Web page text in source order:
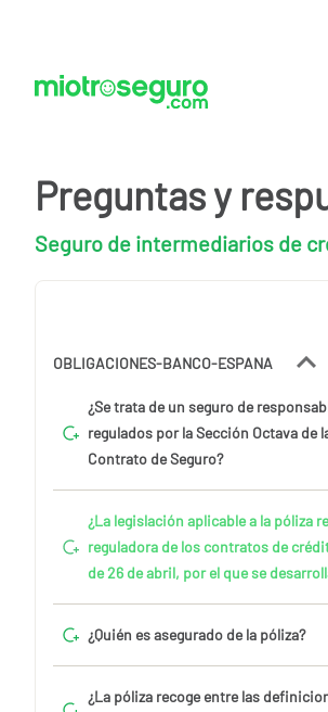
Preguntas y
Seguro de intermediarios de
OBLIGACIONES-BANCO-ESPANA
¿Se trata de un seguro de
regulados por la Sección Octava de
Contrato de Seguro?
¿La legislación aplicable a la póliza
reguladora de los contratos de
de 26 de abril, por el que se
¿Quién es asegurado de la póliza?
¿La póliza recoge entre las